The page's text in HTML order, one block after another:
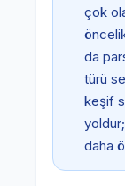
çok
da
türü
keşif
daha